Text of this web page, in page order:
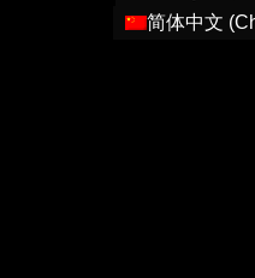
简体中文 (